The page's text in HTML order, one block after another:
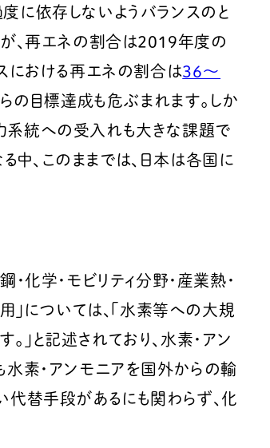
に依存しないようバランスのと
が、再エネの割合は2019年度の
における再エネの割合は36～
の目標達成も危ぶまれます。しか
系統への受入れも大きな課題で
、このままでは、日本は各国に
化学・モビリティ分野・産業熱・
」については、「水素等への大規
と記述されており、水素・アン
水素・アンモニアを国外からの輸
替手段があるにも関わらず、化